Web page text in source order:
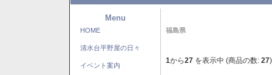
Menu
HOME
清水台平野屋の日々
イベント案内
福島県
1から27 を表示中 (商品の数: 27)